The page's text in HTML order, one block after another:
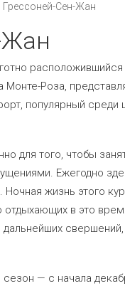
Грессоней-Сен-Жан
Жан
Монте-Роза,
популярный среди
для того, чтобы
Ежегодно
жизнь этого
в это
дальнейших свершений,
сезон — с начала